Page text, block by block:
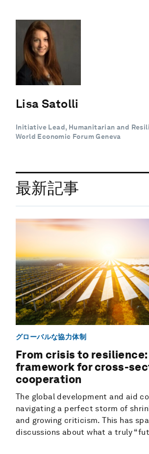
Lisa Satolli
Initiative Lead, Humanitarian and
World Economic Forum Geneva
最新記事
グローバルな協力体制
From crisis to resilience:
framework for cross-
cooperation
The global development and aid
navigating a perfect storm of
and growing criticism. This has
discussions about what a truly